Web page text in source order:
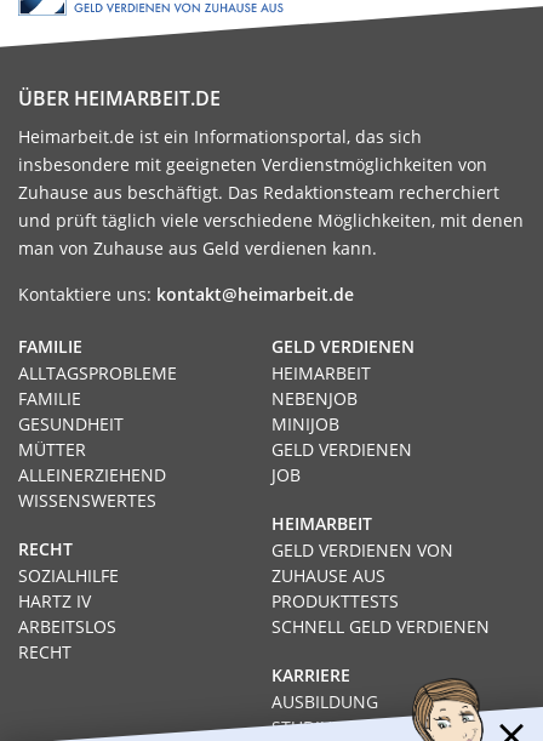
ÜBER HEIMARBEIT.DE
Heimarbeit.de ist ein Informationsportal, das sich
insbesondere mit geeigneten Verdienstmöglichkeiten von
Zuhause aus beschäftigt. Das Redaktionsteam recherchiert
und prüft täglich viele verschiedene Möglichkeiten, mit denen
man von Zuhause aus Geld verdienen kann.
Kontaktiere uns: kontakt@heimarbeit.de
GELD VERDIENEN
HEIMARBEIT
NEBENJOB
MINIJOB
GELD VERDIENEN
JOB
HEIMARBEIT
GELD VERDIENEN VON
ZUHAUSE AUS
PRODUKTTESTS
SCHNELL GELD VERDIENEN
KARRIERE
AUSBILDUNG
STUDIUM
FAMILIE
ALLTAGSPROBLEME
FAMILIE
GESUNDHEIT
MÜTTER
ALLEINERZIEHEND
WISSENSWERTES
RECHT
SOZIALHILFE
HARTZ IV
ARBEITSLOS
RECHT